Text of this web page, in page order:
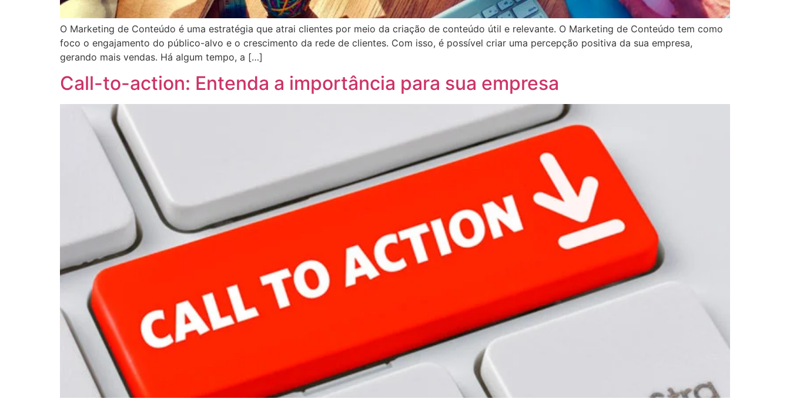
O Marketing de Conteúdo é uma estratégia que atrai clientes por meio da criação de conteúdo útil e relevante. O Marketing de Conteúdo tem como
foco o engajamento do público-alvo e o crescimento da rede de clientes. Com isso, é possível criar uma percepção positiva da sua empresa,
gerando mais vendas. Há algum tempo, a […]
Call-to-action: Entenda a importância para sua empresa